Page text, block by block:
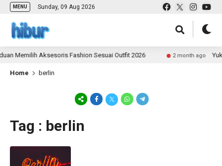
MENU Sunday, 09 Aug 2026
Memilih Aksesoris Fashion Sesuai Outfit 2026 2 month ago
Home berlin
Tag : berlin